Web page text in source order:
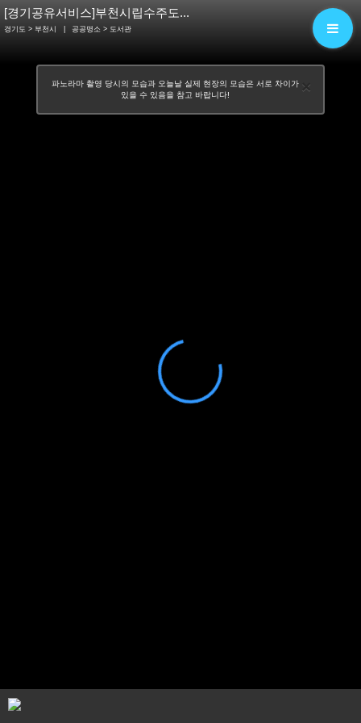
[경기공유서비스]부천시립수주도...
경기도 > 부천시 공공명소 > 도서관
×
파노라마 촬영 당시의 모습과 오늘날 실제 현장의 모습은 서로 차이가
있을 수 있음을 참고 바랍니다!